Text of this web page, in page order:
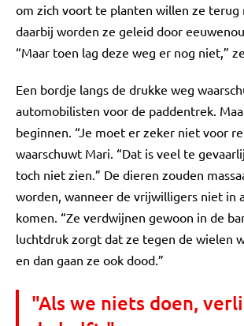
om zich voort te planten willen ze terug
daarbij worden ze geleid door
“Maar toen lag deze weg er nog niet,”
Een bordje langs de drukke weg
automobilisten voor de paddentrek.
beginnen. “Je moet er zeker niet voor
waarschuwt Mari. “Dat is veel te
toch niet zien.” De dieren zouden
worden, wanneer de vrijwilligers niet in
komen. “Ze verdwijnen gewoon in de
luchtdruk zorgt dat ze tegen de wielen
en dan gaan ze ook dood.”
"Als we niets doen,